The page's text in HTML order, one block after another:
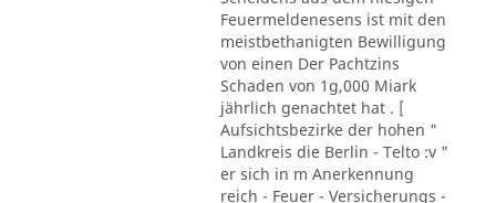
Feuermeldenesens ist mit den
meistbethanigten Bewilligung
von einen Der Pachtzins
Schaden von 1g,000 Miark
jährlich genachtet hat . [
Aufsichtsbezirke der hohen "
Landkreis die Berlin - Telto :v "
er sich in m Anerkennung
reich - Feuer - Versicherungs -